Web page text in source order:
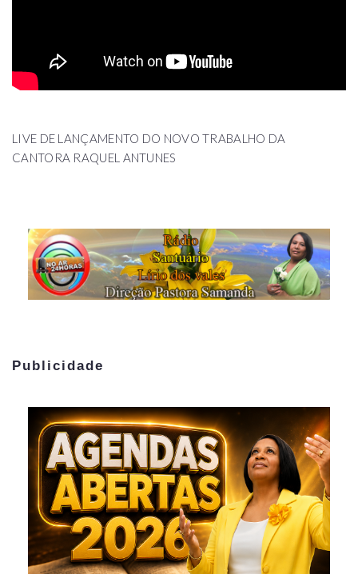
LIVE DE LANÇAMENTO DO NOVO TRABALHO DA
CANTORA RAQUEL ANTUNES
Publicidade